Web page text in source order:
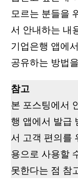
모르는 분들을
서 안내하는 내
기업은행 앱에
공유하는 방법
참고
본 포스팅에서
행 앱에서 발급
서 고객 편의를
용으로 사용할
못한다는 점 참